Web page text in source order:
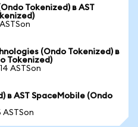
Tokenized) в AST
(Ondo Tokenized) в
Tokenized)
ASTSon
в AST SpaceMobile (Ondo
ASTSon